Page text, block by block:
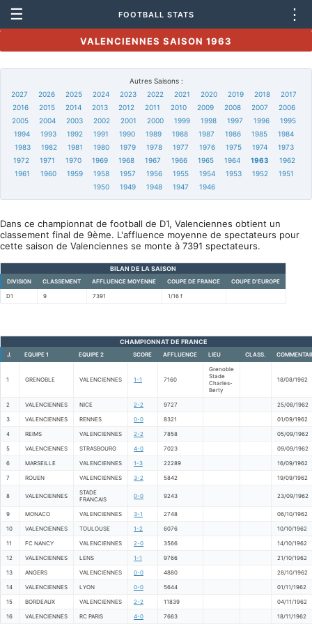
☰ FOOTBALL STATS ⋮
VALENCIENNES SAISON 1963
Autres Saisons :
2027
2026 2025 2024 2023 2022 2021 2020 2019 2018
2017
2016
2015 2014 2013 2012 2011 2010 2009 2008 2007
2006
2005
2004 2003 2002 2001 2000 1999 1998 1997 1996
1995
1994
1993 1992 1991 1990 1989 1988 1987 1986 1985
1984
1983
1982 1981 1980 1979 1978 1977 1976 1975 1974
1973
1972
1971 1970 1969 1968 1967 1966 1965 1964 1963
1962
1961
1960 1959 1958 1957 1956 1955 1954 1953 1952
1951
1950
1949 1948 1947 1946
Dans ce championnat de football de D1, Valenciennes obtient un
classement final de 9ème. L'affluence moyenne de spectateurs pour
cette saison de Valenciennes se monte à 7391 spectateurs.
BILAN DE LA SAISON
DIVISION CLASSEMENT AFFLUENCE MOYENNE COUPE DE FRANCE COUPE D'EUROPE
D1 9 7391 1/16 f
CHAMPIONNAT DE FRANCE
J. EQUIPE 1 EQUIPE 2 SCORE AFFLUENCE LIEU CLASS.
1 GRENOBLE VALENCIENNES 1-1 7160
Grenoble
Stade
Charles-
Berty
18/08/1962
2 VALENCIENNES NICE 2-2 9727 25/08/1962
3 VALENCIENNES RENNES 0-0 8321 01/09/1962
4 REIMS VALENCIENNES 2-2 7858 05/09/1962
5 VALENCIENNES STRASBOURG 4-0 7023 09/09/1962
6 MARSEILLE VALENCIENNES 1-3 22289 16/09/1962
7 ROUEN VALENCIENNES 3-2 5842 19/09/1962
8 VALENCIENNES
STADE
FRANCAIS
0-0 9243 23/09/1962
9 MONACO VALENCIENNES 3-1 2748 06/10/1962
10 VALENCIENNES TOULOUSE 1-2 6076 10/10/1962
11 FC NANCY VALENCIENNES 2-0 3566 14/10/1962
12 VALENCIENNES LENS 1-1 9766 21/10/1962
13 ANGERS VALENCIENNES 0-0 4880 28/10/1962
14 VALENCIENNES LYON 0-0 5644 01/11/1962
15 BORDEAUX VALENCIENNES 2-2 11839 04/11/1962
16 VALENCIENNES RC PARIS 4-0 7663 18/11/1962